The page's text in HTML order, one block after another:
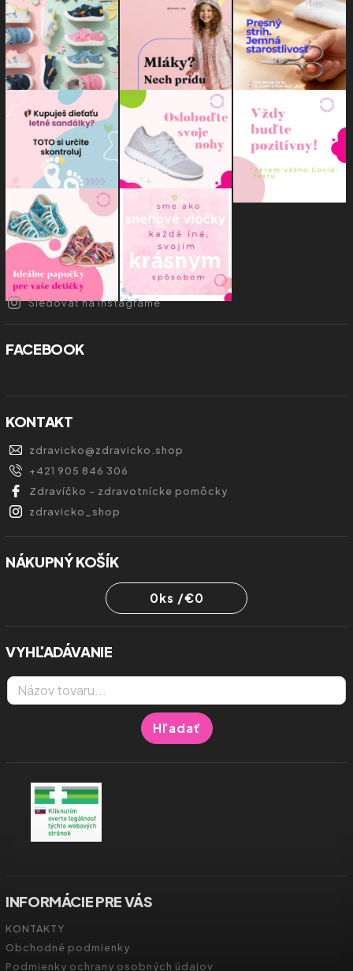
Sledovať na Instagrame
FACEBOOK
KONTAKT
zdravicko@zdravicko.shop
+421 905 846 306
Zdravíčko - zdravotnícke pomôcky
zdravicko_shop
NÁKUPNÝ KOŠÍK
0ks /€0
VYHĽADÁVANIE
Hľadať
INFORMÁCIE PRE VÁS
KONTAKTY
Obchodné podmienky
Podmienky ochrany osobných údajov